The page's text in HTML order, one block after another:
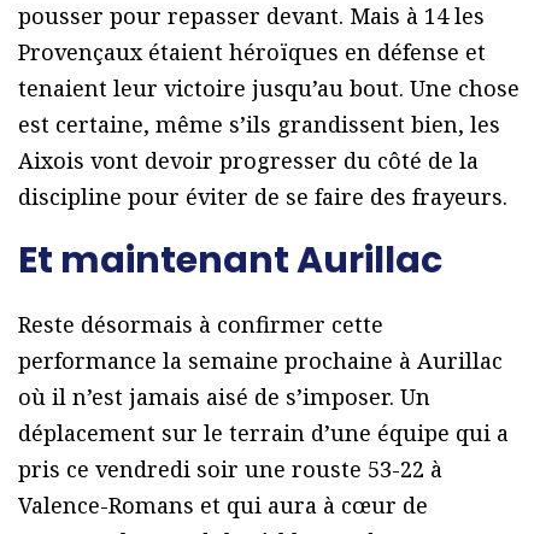
pousser pour repasser devant. Mais à 14 les
Provençaux étaient héroïques en défense et
tenaient leur victoire jusqu’au bout. Une chose
est certaine, même s’ils grandissent bien, les
Aixois vont devoir progresser du côté de la
discipline pour éviter de se faire des frayeurs.
Et maintenant Aurillac
Reste désormais à confirmer cette
performance la semaine prochaine à Aurillac
où il n’est jamais aisé de s’imposer. Un
déplacement sur le terrain d’une équipe qui a
pris ce vendredi soir une rouste 53-22 à
Valence-Romans et qui aura à cœur de